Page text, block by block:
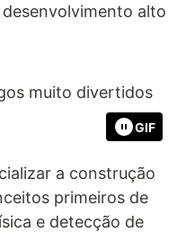
alto
muito divertidos
GIF
a construção
primeiros de
e detecção de